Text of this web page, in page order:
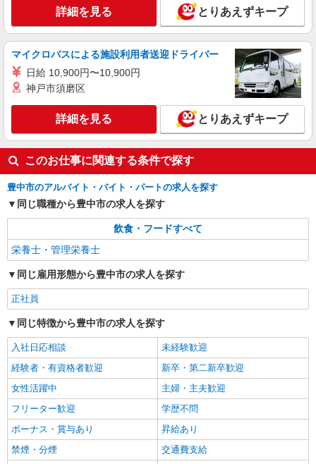
詳細を見る とりあえずキープ
マイクロバスによる施設利用者送迎ドライバー
日給 10,900円〜10,900円
神戸市須磨区
詳細を見る とりあえずキープ
このお仕事に関連する条件で探す
豊中市のアルバイト・バイト・パートの求人を探す
同じ職種から豊中市の求人を探す
飲食・フードすべて
栄養士・管理栄養士
同じ雇用形態から豊中市の求人を探す
正社員
同じ特徴から豊中市の求人を探す
入社日応相談
未経験歓迎
経験者・有資格者歓迎
新卒・第二新卒歓迎
女性活躍中
主婦・主夫歓迎
フリーター歓迎
学歴不問
ボーナス・賞与あり
昇給あり
禁煙・分煙
交通費支給